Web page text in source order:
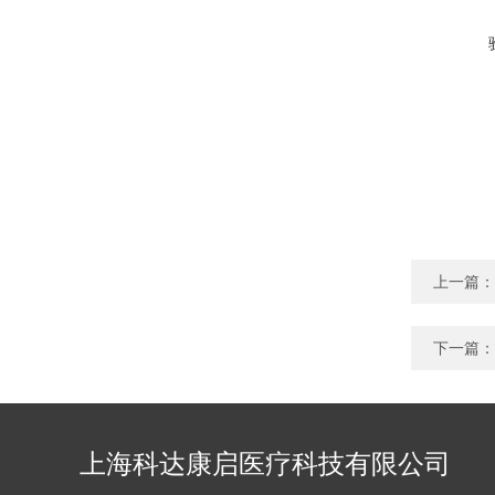
上一篇：
下一篇：
上海科达康启医疗科技有限公司